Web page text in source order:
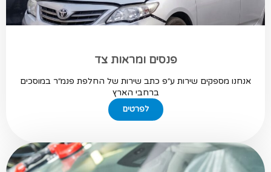
פנסים ומראות צד
אנחנו מספקים שירות ע״פ כתב שירות של החלפת פנמ״ר במוסכים
ברחבי הארץ
לפרטים